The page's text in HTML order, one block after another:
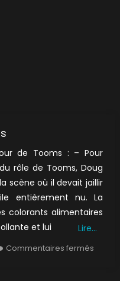
de Tooms : – Pour
rôle de Tooms, Doug
scène où il devait jaillir
entièrement nu. La
colorants alimentaires
et lui
Lire…
Commentaires ferméssur